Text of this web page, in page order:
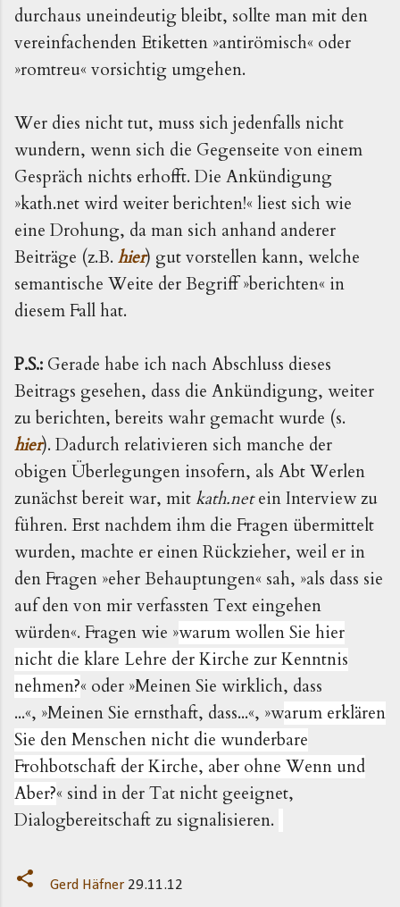
durchaus uneindeutig bleibt, sollte man mit den
vereinfachenden Etiketten »antirömisch« oder
»romtreu« vorsichtig umgehen.
Wer dies nicht tut, muss sich jedenfalls nicht
wundern, wenn sich die Gegenseite von einem
Gespräch nichts erhofft. Die Ankündigung
»kath.net wird weiter berichten!« liest sich wie
eine Drohung, da man sich anhand anderer
Beiträge (z.B. hier) gut vorstellen kann, welche
semantische Weite der Begriff »berichten« in
diesem Fall hat.
P.S.: Gerade habe ich nach Abschluss dieses
Beitrags gesehen, dass die Ankündigung, weiter
zu berichten, bereits wahr gemacht wurde (s.
hier). Dadurch relativieren sich manche der
obigen Überlegungen insofern, als Abt Werlen
zunächst bereit war, mitkath.netein Interview zu
führen. Erst nachdem ihm die Fragen übermittelt
wurden, machte er einen Rückzieher, weil er in
den Fragen »eher Behauptungen« sah, »als dass sie
auf den von mir verfassten Text eingehen
würden«. Fragen wie »warum wollen Sie hier
nicht die klare Lehre der Kirche zur Kenntnis
nehmen?« oder »Meinen Sie wirklich, dass
...«, »Meinen Sie ernsthaft, dass...«, »warum erklären
Sie den Menschen nicht die wunderbare
Frohbotschaft der Kirche, aber ohne Wenn und
Aber?« sind in der Tat nicht geeignet,
Dialogbereitschaft zu signalisieren.
Gerd Häfner 29.11.12